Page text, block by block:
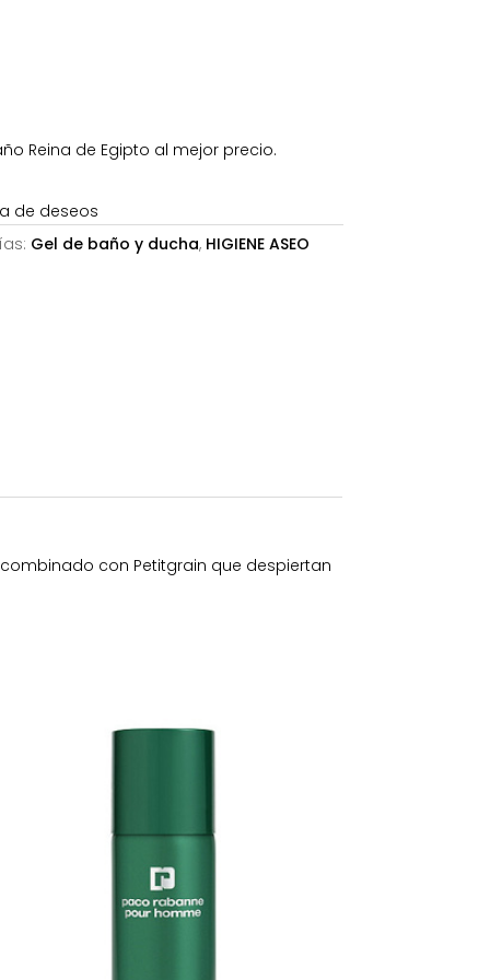
Reina de Egipto al mejor precio.
de deseos
Gel de baño y ducha, HIGIENE ASEO
con Petitgrain que despiertan